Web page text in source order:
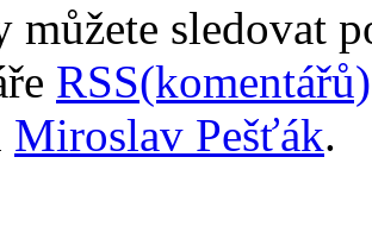
můžete sledovat
RSS(komentářů)
Miroslav Pešťák.